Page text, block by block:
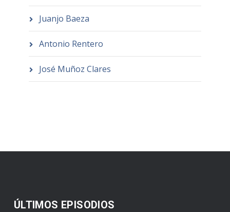
Juanjo Baeza
Antonio Rentero
José Muñoz Clares
ÚLTIMOS EPISODIOS